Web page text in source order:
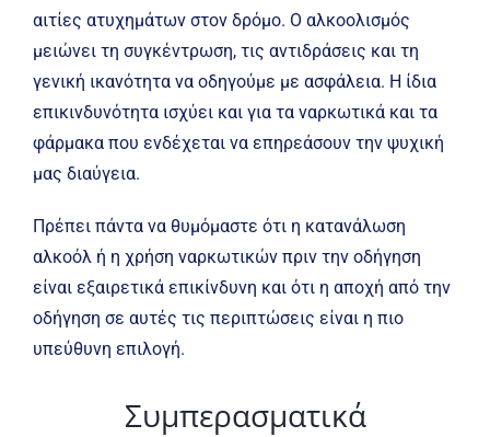
αιτίες ατυχημάτων στον δρόμο. Ο αλκοολισμός
μειώνει τη συγκέντρωση, τις αντιδράσεις και τη
γενική ικανότητα να οδηγούμε με ασφάλεια. Η ίδια
επικινδυνότητα ισχύει και για τα ναρκωτικά και τα
φάρμακα που ενδέχεται να επηρεάσουν την ψυχική
μας διαύγεια.
Πρέπει πάντα να θυμόμαστε ότι η κατανάλωση
αλκοόλ ή η χρήση ναρκωτικών πριν την οδήγηση
είναι εξαιρετικά επικίνδυνη και ότι η αποχή από την
οδήγηση σε αυτές τις περιπτώσεις είναι η πιο
υπεύθυνη επιλογή.
Συμπερασματικά